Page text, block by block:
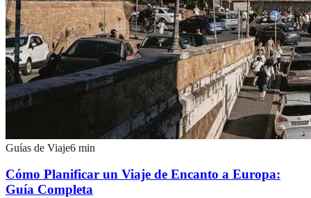
Guías de Viaje6 min
Cómo Planificar un Viaje de Encanto a Europa:
Guía Completa